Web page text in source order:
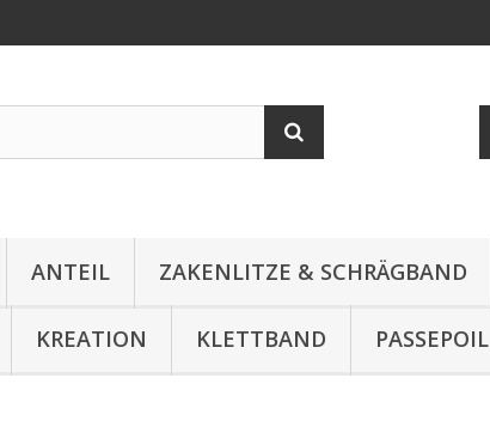
ANTEIL ZAKENLITZE & SCHRÄGBAND
KREATION KLETTBAND PASSEPOIL